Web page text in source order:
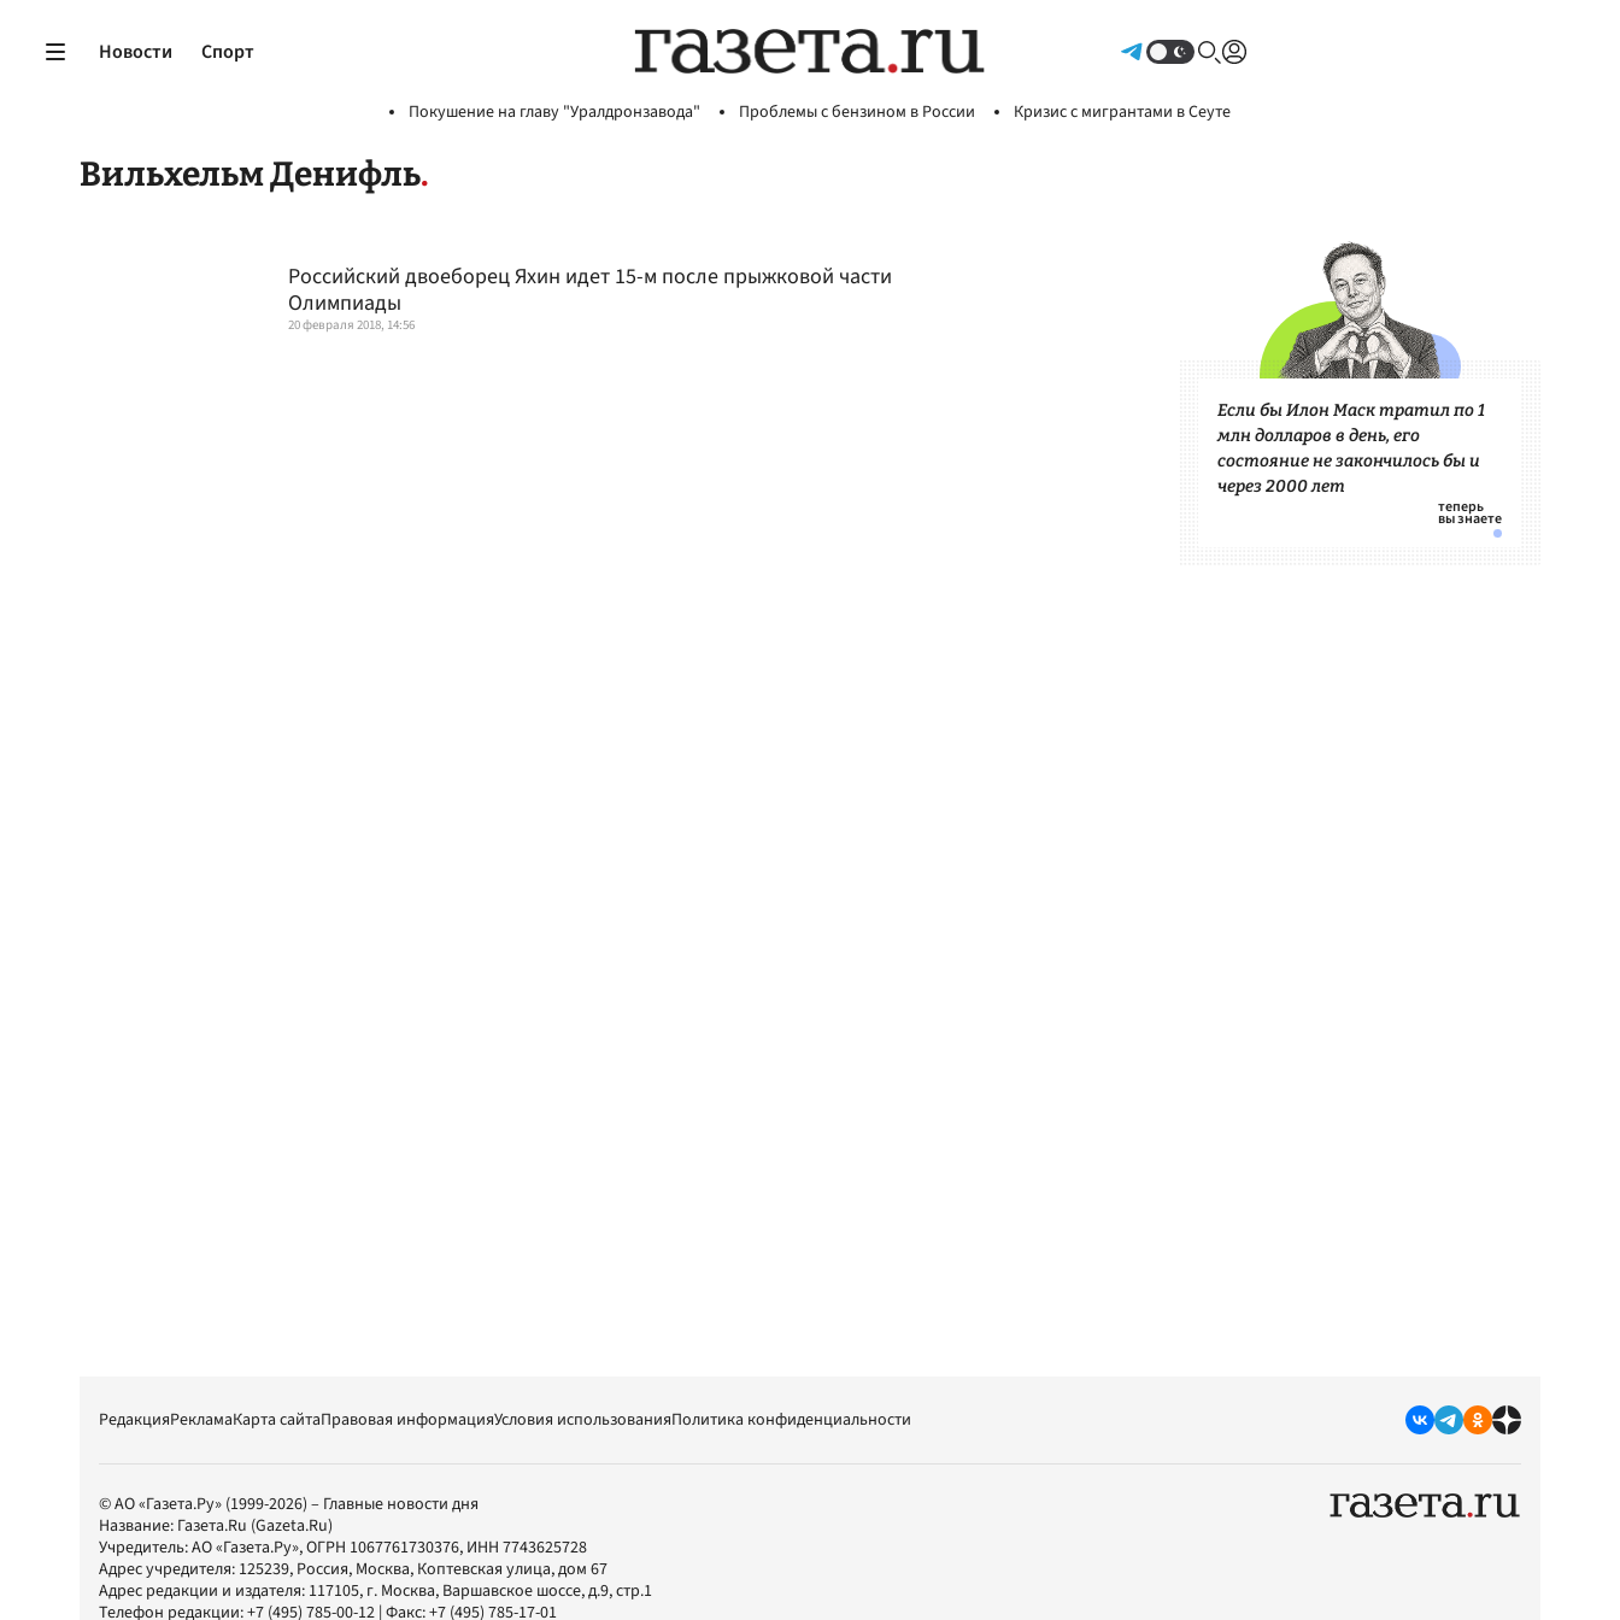
Новости Спорт
Покушение на главу "Уралдронзавода" Проблемы с бензином в России Кризис с мигрантами в Сеуте
Вильхельм Денифль
Российский двоеборец Яхин идет 15-м после прыжковой части
Олимпиады
20 февраля 2018, 14:56
Если бы Илон Маск тратил по 1
млн долларов в день, его
состояние не закончилось бы и
через 2000 лет
РедакцияРекламаКарта сайтаПравовая информацияУсловия использованияПолитика конфиденциальности
© АО «Газета.Ру» (1999-2026) – Главные новости дня
Название: Газета.Ru (Gazeta.Ru)
Учредитель:АО «Газета.Ру», ОГРН 1067761730376, ИНН 7743625728
Адрес учредителя: 125239, Россия, Москва, Коптевская улица, дом 67
Адрес редакции и издателя: 117105, г. Москва, Варшавское шоссе, д.9, стр.1
Телефон редакции:+7 (495) 785-00-12 | Факс:+7 (495) 785-17-01